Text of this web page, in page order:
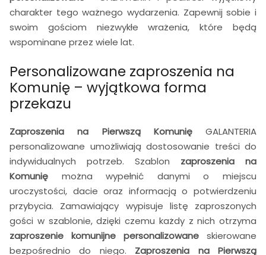
charakter tego ważnego wydarzenia. Zapewnij sobie i
swoim gościom niezwykłe wrażenia, które będą
wspominane przez wiele lat.
Personalizowane zaproszenia na
Komunię – wyjątkowa forma
przekazu
Zaproszenia na Pierwszą KomunięGALANTERIA
personalizowane umożliwiają dostosowanie treści do
indywidualnych potrzeb. Szablon zaproszenia na
Komunię można wypełnić danymi o miejscu
uroczystości, dacie oraz informacją o potwierdzeniu
przybycia. Zamawiający wypisuje listę zaproszonych
gości w szablonie, dzięki czemu każdy z nich otrzyma
zaproszenie komunijne personalizowane skierowane
bezpośrednio do niego. Zaproszenia na Pierwszą